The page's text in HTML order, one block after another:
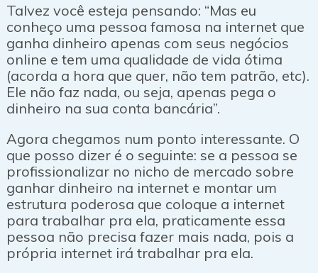
Talvez você esteja pensando: “Mas eu
conheço uma pessoa famosa na internet que
ganha dinheiro apenas com seus negócios
online e tem uma qualidade de vida ótima
(acorda a hora que quer, não tem patrão, etc).
Ele não faz nada, ou seja, apenas pega o
dinheiro na sua conta bancária”.
Agora chegamos num ponto interessante. O
que posso dizer é o seguinte: se a pessoa se
profissionalizar no nicho de mercado sobre
ganhar dinheiro na internet e montar um
estrutura poderosa que coloque a internet
para trabalhar pra ela, praticamente essa
pessoa não precisa fazer mais nada, pois a
própria internet irá trabalhar pra ela.